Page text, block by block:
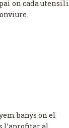
on cada utensili
banys on el